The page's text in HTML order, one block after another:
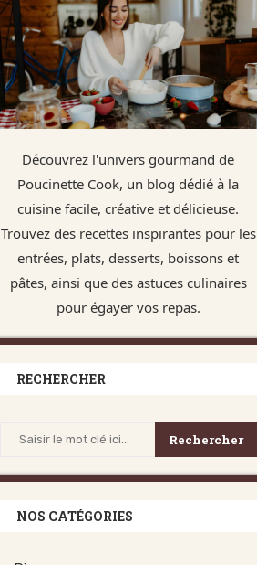
Découvrez l'univers gourmand de
Poucinette Cook, un blog dédié à la
cuisine facile, créative et délicieuse.
Trouvez des recettes inspirantes pour les
entrées, plats, desserts, boissons et
pâtes, ainsi que des astuces culinaires
pour égayer vos repas.
RECHERCHER
Rechercher
NOS CATÉGORIES